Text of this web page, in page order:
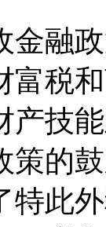
金融
富税
产技
策的
特此